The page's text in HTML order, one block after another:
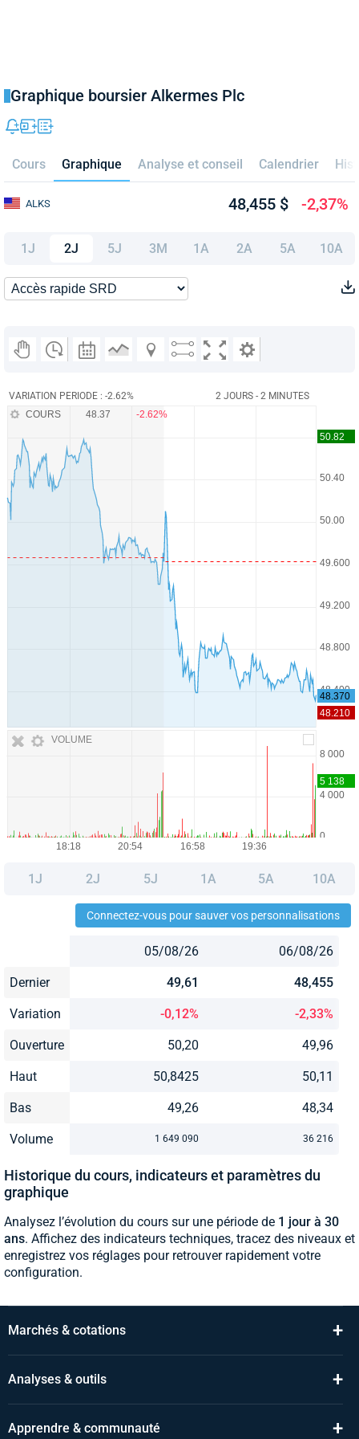
Graphique boursier Alkermes Plc
Cours Graphique Analyse et conseil Calendrier
ALKS 48,455 $ -2,37%
1J 2J 5J 3M 1A 2A 5A 10A
VARIATION PERIODE : -2.62% 2 JOURS - 2 MINUTES
VOLUME
COURS 48.37 -2.62%
1J 2J 5J 1A 5A 10A
Connectez-vous pour sauver vos personnalisations
05/08/26 06/08/26
Dernier 49,61 48,455
Variation -0,12% -2,33%
Ouverture 50,20 49,96
Haut 50,8425 50,11
Bas 49,26 48,34
Volume 1 649 090 36 216
Historique du cours, indicateurs et paramètres du
graphique
Analysez l’évolution du cours sur une période de 1 jour à 30
ans. Affichez des indicateurs techniques, tracez des niveaux et
enregistrez vos réglages pour retrouver rapidement votre
configuration.
Marchés & cotations +
Analyses & outils +
Apprendre & communauté +